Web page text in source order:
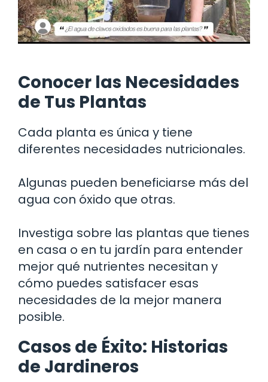
Conocer las Necesidades
de Tus Plantas
Cada planta es única y tiene
diferentes necesidades nutricionales.
Algunas pueden beneficiarse más del
agua con óxido que otras.
Investiga sobre las plantas que tienes
en casa o en tu jardín para entender
mejor qué nutrientes necesitan y
cómo puedes satisfacer esas
necesidades de la mejor manera
posible.
Casos de Éxito: Historias
de Jardineros